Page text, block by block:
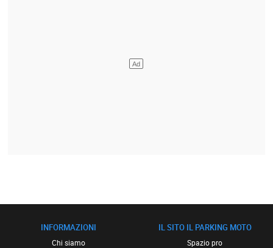
INFORMAZIONI
Chi siamo
IL SITO IL PARKING MOTO
Spazio pro